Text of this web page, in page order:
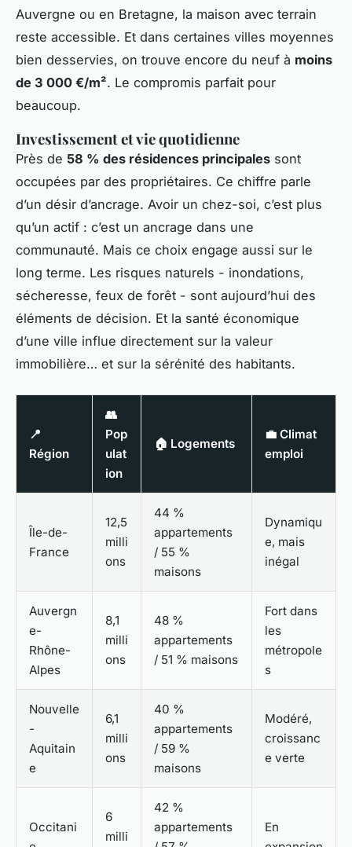
Auvergne ou en Bretagne, la maison avec terrain
reste accessible. Et dans certaines villes moyennes
bien desservies, on trouve encore du neuf à moins
de 3 000 €/m². Le compromis parfait pour
beaucoup.
Investissement et vie quotidienne
Près de 58 % des résidences principales sont
occupées par des propriétaires. Ce chiffre parle
d’un désir d’ancrage. Avoir un chez-soi, c’est plus
qu’un actif : c’est un ancrage dans une
communauté. Mais ce choix engage aussi sur le
long terme. Les risques naturels - inondations,
sécheresse, feux de forêt - sont aujourd’hui des
éléments de décision. Et la santé économique
d’une ville influe directement sur la valeur
immobilière… et sur la sérénité des habitants.
📍
Région
👥
Pop
ulat
ion
🏠 Logements
💼 Climat
emploi
Île-de-
France
12,5
milli
ons
44 %
appartements
/ 55 %
maisons
Dynamiqu
e, mais
inégal
Auvergn
e-
Rhône-
Alpes
8,1
milli
ons
48 %
appartements
/ 51 % maisons
Fort dans
les
métropole
s
Nouvelle
-
Aquitain
e
6,1
milli
ons
40 %
appartements
/ 59 %
maisons
Modéré,
croissanc
e verte
Occitani
6
milli
42 %
appartements
En